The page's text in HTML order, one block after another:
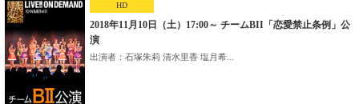
HD
2018年11月10日（土）17:00～ チームBII「恋愛禁止条例」公
演
出演者：石塚朱莉 清水里香 塩月希...